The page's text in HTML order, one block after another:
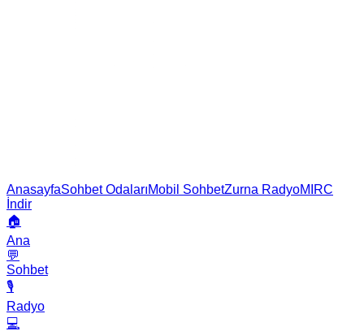
AnasayfaSohbet OdalarıMobil SohbetZurna RadyoMIRC
İndir
🏠
Ana
💬
Sohbet
🎙️
Radyo
💻